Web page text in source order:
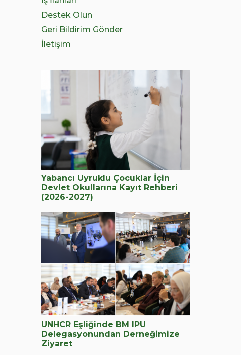
Destek Olun
Geri Bildirim Gönder
İletişim
Yabancı Uyruklu Çocuklar İçin
Devlet Okullarına Kayıt Rehberi
(2026-2027)
UNHCR Eşliğinde BM IPU
Delegasyonundan Derneğimize
Ziyaret